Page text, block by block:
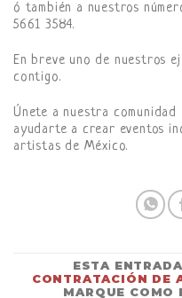
ó también a nuestros
5661 3584.
En breve uno de nuestros
contigo.
Únete a nuestra
ayudarte a crear eventos
artistas de México.
ESTA
CONTRATACIÓN DE
MARQUE COMO